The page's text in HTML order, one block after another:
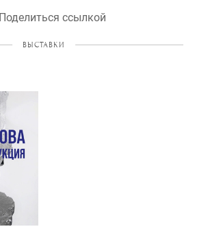
Поделиться ссылкой
ВЫСТАВКИ